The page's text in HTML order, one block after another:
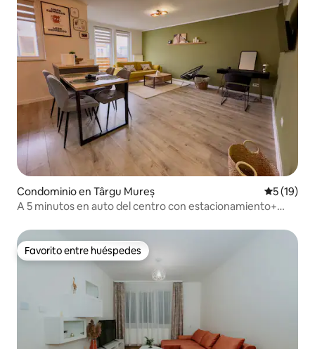
Condominio en Târgu Mureș
5 (19)
A 5 minutos en auto del centro con estacionamiento+
Favorito entre huéspedes
Favorito entre huéspedes